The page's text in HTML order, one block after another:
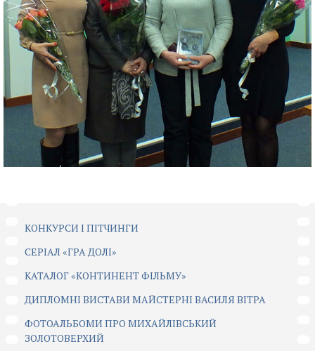
КОНКУРСИ І ПІТЧИНГИ
CЕРІАЛ «ГРА ДОЛІ»
КАТАЛОГ «КОНТИНЕНТ ФІЛЬМУ»
ДИПЛОМНІ ВИСТАВИ МАЙСТЕРНІ ВАСИЛЯ ВІТРА
ФОТОАЛЬБОМИ ПРО МИХАЙЛІВСЬКИЙ
ЗОЛОТОВЕРХИЙ